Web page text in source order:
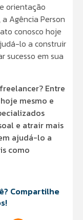
orientação
Agência Person
conosco hoje
lo a construir
sucesso em sua
Entre
mesmo e
e atrair mais
ajudá-lo a
como
Compartilhe